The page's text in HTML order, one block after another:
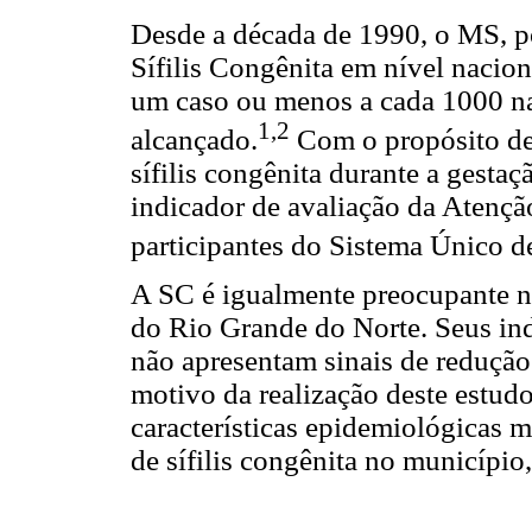
Desde a década de 1990, o MS,
Sífilis Congênita em nível
um caso ou menos a cada 1000
alcançado.1,2 Com o propósito
sífilis congênita durante a
indicador de avaliação da
participantes do Sistema Único
A SC é igualmente preocupante
do Rio Grande do Norte. Seus
não apresentam sinais de
motivo da realização deste
características epidemiológicas
de sífilis congênita no